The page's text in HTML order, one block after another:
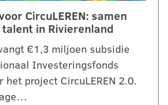
CircuLEREN: samen
in Rivierenland
€1,3 miljoen subsidie
Investeringsfonds
het project CircuLEREN 2.0.